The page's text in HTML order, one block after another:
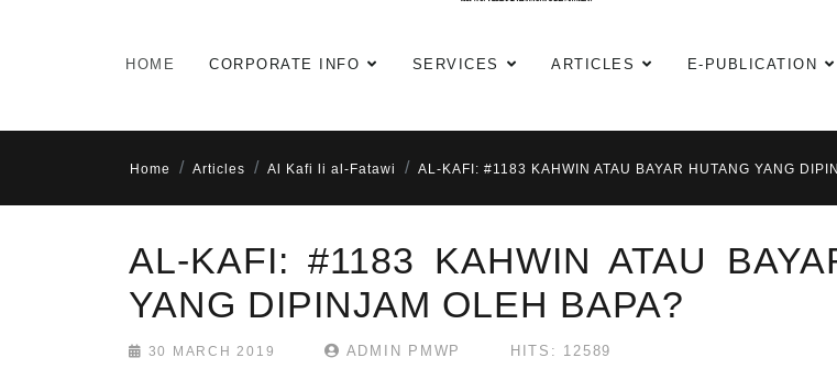
HOME CORPORATE INFO SERVICES ARTICLES E-PUBLICATION
Home Articles Al Kafi li al-Fatawi AL-KAFI: #1183 KAHWIN ATAU BAYAR HUTANG YANG
AL-KAFI: #1183 KAHWIN ATAU
YANG DIPINJAM OLEH BAPA?
30 MARCH 2019 ADMIN PMWP HITS: 12589